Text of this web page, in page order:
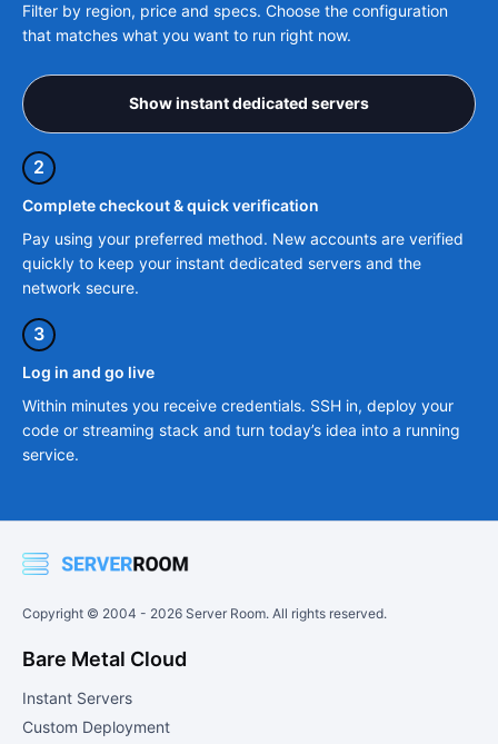
Filter by region, price and specs. Choose the configuration
that matches what you want to run right now.
Show instant dedicated servers
2
Complete checkout & quick verification
Pay using your preferred method. New accounts are verified
quickly to keep your instant dedicated servers and the
network secure.
3
Log in and go live
Within minutes you receive credentials. SSH in, deploy your
code or streaming stack and turn today’s idea into a running
service.
Copyright © 2004 - 2026 Server Room. All rights reserved.
Bare Metal Cloud
Instant Servers
Custom Deployment